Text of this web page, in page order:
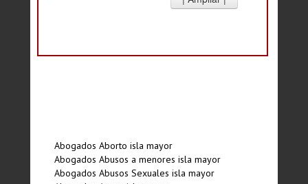
Abogados Aborto isla mayor
Abogados Abusos a menores isla mayor
Abogados Abusos Sexuales isla mayor